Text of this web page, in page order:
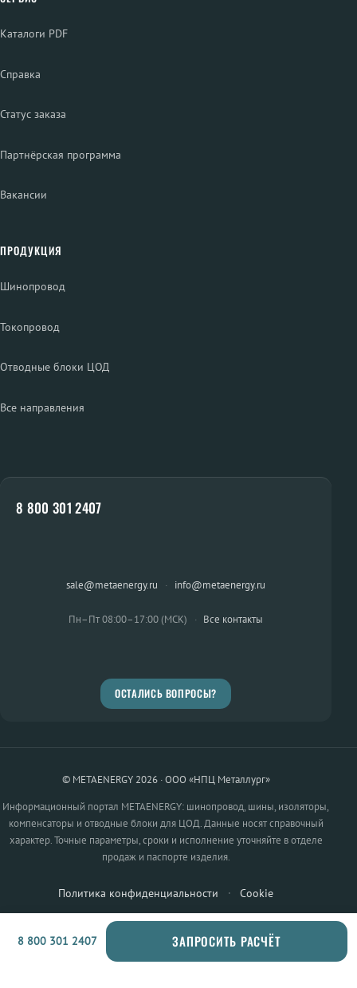
Каталоги PDF
Справка
Статус заказа
Партнёрская программа
Вакансии
ПРОДУКЦИЯ
Шинопровод
Токопровод
Отводные блоки ЦОД
Все направления
8 800 301 2407
sale@metaenergy.ru · info@metaenergy.ru
Пн–Пт 08:00–17:00 (МСК) · Все контакты
ОСТАЛИСЬ ВОПРОСЫ?
© METAENERGY 2026 · ООО «НПЦ Металлург»
Информационный портал METAENERGY: шинопровод, шины, изоляторы,
компенсаторы и отводные блоки для ЦОД. Данные носят справочный
характер. Точные параметры, сроки и исполнение уточняйте в отделе
продаж и паспорте изделия.
Политика конфиденциальности · Cookie
8 800 301 2407 ЗАПРОСИТЬ РАСЧЁТ